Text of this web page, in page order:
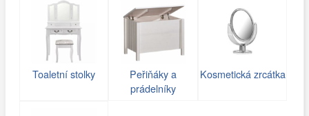
Toaletní stolky
Peřiňáky a
prádelníky
Kosmetická zrcátka